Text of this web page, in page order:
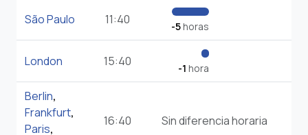
São Paulo 11:40 -5horas
London 15:40 -1 hora
Berlin,
Frankfurt,
Paris,
16:40 Sin diferencia horaria